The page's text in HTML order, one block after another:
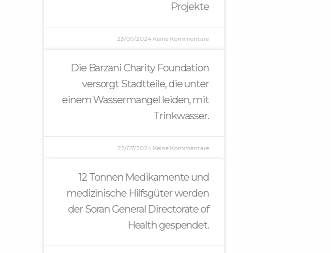
Projekte
23/09/2024 Keine Kommentare
Die Barzani Charity Foundation
versorgt Stadtteile, die unter
einem Wassermangel leiden, mit
Trinkwasser.
22/07/2024 Keine Kommentare
12 Tonnen Medikamente und
medizinische Hilfsgüter werden
der Soran General Directorate of
Health gespendet.